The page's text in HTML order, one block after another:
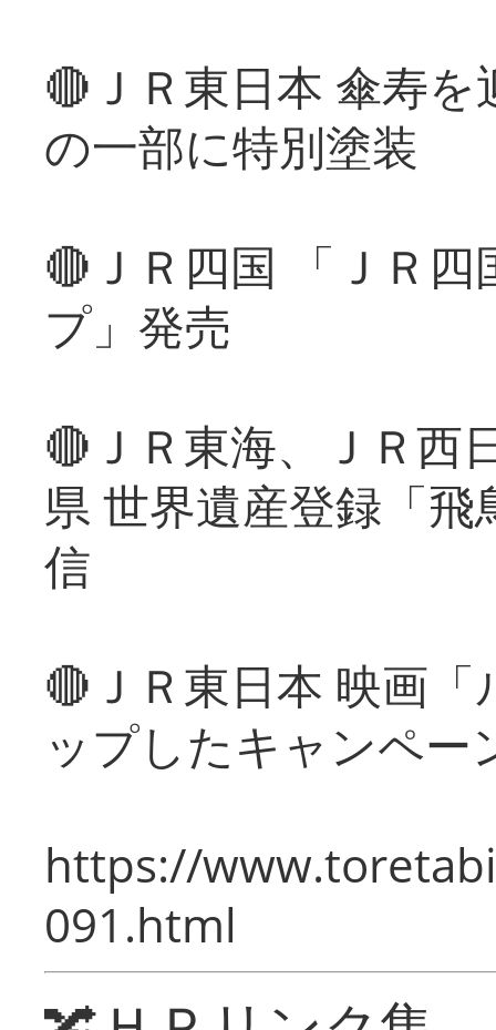
🔴ＪＲ東日本 傘寿
の一部に特別塗装
🔴ＪＲ四国 「ＪＲ
プ」発売
🔴ＪＲ東海、ＪＲ西
県 世界遺産登録「
信
🔴ＪＲ東日本 映画
ップしたキャンペー
https://
091.html